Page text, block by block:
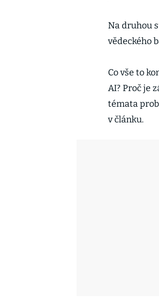
Na druhou
vědeckého
Co vše to
AI? Proč je
témata
v článku.